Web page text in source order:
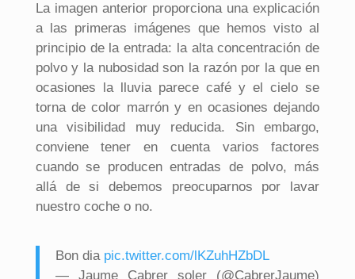
La imagen anterior proporciona una explicación
a las primeras imágenes que hemos visto al
principio de la entrada: la alta concentración de
polvo y la nubosidad son la razón por la que en
ocasiones la lluvia parece café y el cielo se
torna de color marrón y en ocasiones dejando
una visibilidad muy reducida. Sin embargo,
conviene tener en cuenta varios factores
cuando se producen entradas de polvo, más
allá de si debemos preocuparnos por lavar
nuestro coche o no.
Bon dia pic.twitter.com/lKZuhHZbDL
— Jaume Cabrer soler (@CabrerJaume)